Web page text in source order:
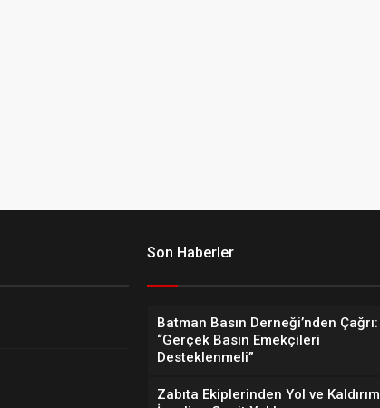
Son Haberler
Batman Basın Derneği’nden Çağrı:
“Gerçek Basın Emekçileri
Desteklenmeli”
Zabıta Ekiplerinden Yol ve Kaldırım